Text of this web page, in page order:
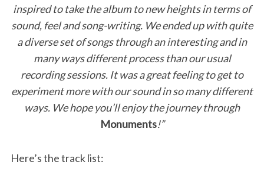
inspired to take the album to new heights in terms of
sound, feel and song-writing. We ended up with quite
a diverse set of songs through an interesting and in
many ways different process than our usual
recording sessions. It was a great feeling to get to
experiment more with our sound in so many different
ways. We hope you’ll enjoy the journey through
Monuments!”
Here’s the track list: